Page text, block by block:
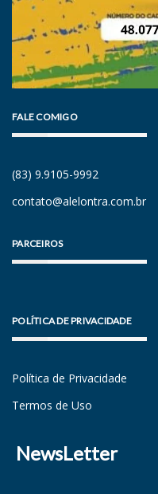
FALE COMIGO
(83) 9.9105-9992
contato@alelontra.com.br
PARCEIROS
POLÍTICA DE PRIVACIDADE
Política de Privacidade
Termos de Uso
NewsLetter